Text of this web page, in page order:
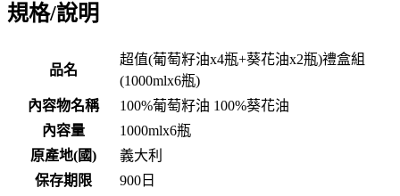
規格/說明
品名
超值(葡萄籽油x4瓶+葵花油x2瓶)禮盒組
(1000mlx6瓶)
內容物名稱
100%葡萄籽油 100%葵花油
內容量
1000mlx6瓶
原產地(國)
義大利
保存期限
900 日